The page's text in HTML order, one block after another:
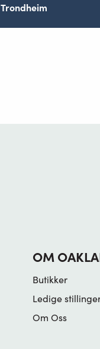
Trondheim
OM
Butikker
Ledige
Om Oss